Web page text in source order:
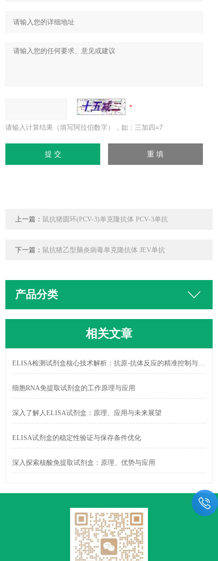
请输入计算结果（填写阿拉伯数字），如：三加四=7
上一篇： 鼠抗猪圆环(PCV-3)单克隆抗体 PCV-3单抗
下一篇： 鼠抗猪乙型脑炎病毒单克隆抗体 JEV单抗
产品分类
相关文章
ELISA检测试剂盒核心技术解析：抗原-抗体反应的精准控制与信号放大策略
细胞RNA免提取试剂盒的工作原理与应用
深入了解人ELISA试剂盒：原理、应用与未来展望
ELISA试剂盒的稳定性验证与保存条件优化
深入探索核酸免提取试剂盒：原理、优势与应用